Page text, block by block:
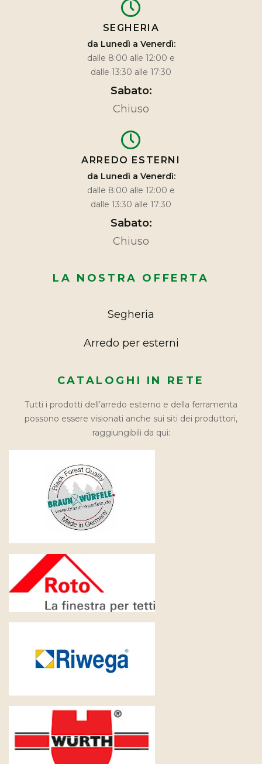
SEGHERIA
da Lunedì a Venerdì:
dalle 8:00 alle 12:00 e
dalle 13:30 alle 17:30
Sabato:
Chiuso
ARREDO ESTERNI
da Lunedì a Venerdì:
dalle 8:00 alle 12:00 e
dalle 13:30 alle 17:30
Sabato:
Chiuso
LA NOSTRA OFFERTA
Segheria
Arredo per esterni
CATALOGHI IN RETE
Tutti i prodotti dell’arredo esterno e della ferramenta
possono essere visionati anche sui siti dei produttori,
raggiungibili da qui: